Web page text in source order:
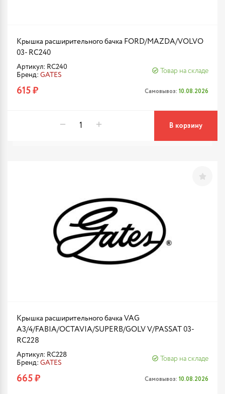
Крышка расширительного бачка FORD/MAZDA/VOLVO
03- RC240
Артикул: RC240
Бренд: GATES
Товар на складе
615 ₽ Самовывоз: 10.08.2026
В корзину
Крышка расширительного бачка VAG
A3/4/FABIA/OCTAVIA/SUPERB/GOLV V/PASSAT 03-
RC228
Артикул: RC228
Бренд: GATES
Товар на складе
665 ₽ Самовывоз: 10.08.2026